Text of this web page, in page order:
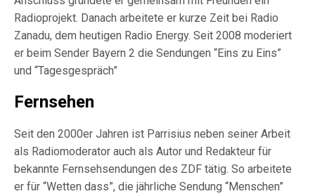
Radioprojekt. Danach arbeitete er kurze Zeit bei Radio
Zanadu, dem heutigen Radio Energy. Seit 2008 moderiert
er beim Sender Bayern 2 die Sendungen “Eins zu Eins”
und “Tagesgespräch”
Fernsehen
Seit den 2000er Jahren ist Parrisius neben seiner Arbeit
als Radiomoderator auch als Autor und Redakteur für
bekannte Fernsehsendungen des ZDF tätig. So arbeitete
er für “Wetten dass”, die jährliche Sendung “Menschen”